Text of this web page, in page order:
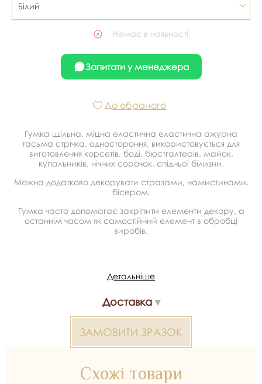
Білий
Немає в наявності
Запитати у менеджера
До обраного
Гумка щільна, міцна еластична еластична ажурна
тасьма стрічка, одностороння, використовується для
виготовлення корсетів, боді, бюстгалтерів, майок,
купальників, нічних сорочок, спідньої білизни.
Можна додатково декорувати стразами, намистинами,
бісером.
Гумка часто допомагає закріпити елементи декору, а
останнім часом як самостійний елемент в обробці
виробів.
Мін замовлення від 20 м
Швейна резинка біла Підходить для весільних суконь,
декору та B2B-замовлень Inter Tex.
Детальніше
Доставка
ЗАМОВИТИ ЗРАЗОК
Схожі товари